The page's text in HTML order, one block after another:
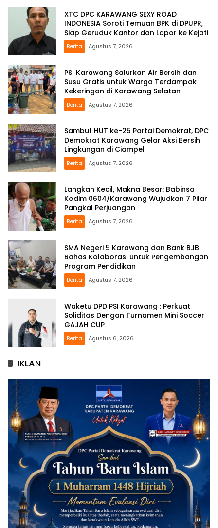
XTC DPC KARAWANG SEXY ROAD
INDONESIA Soroti Temuan BPK di DPUPR,
Siap Geruduk Kantor dan Lapor ke Kejati
Berita Agustus 7, 2026
PSI Karawang Salurkan Air Bersih dan
Susu Gratis untuk Warga Terdampak
Kekeringan di Karawang Selatan
Berita Agustus 7, 2026
Sambut HUT ke-25 Partai Demokrat, DPC
Demokrat Karawang Gelar Aksi Bersih
Lingkungan di Ciampel
Berita Agustus 7, 2026
Langkah Kecil, Makna Besar: Babinsa
Kodim 0604/Karawang Wujudkan 7 Pilar
Pangkal Perjuangan
Berita Agustus 7, 2026
SMA Negeri 5 Karawang dan Bank BJB
Bahas Kolaborasi untuk Pengembangan
Program Pendidikan
Berita Agustus 7, 2026
Waketu DPD PSI Karawang : Perkuat
Soliditas Dengan Turnamen Mini Soccer
GAJAH CUP
Berita Agustus 6, 2026
IKLAN